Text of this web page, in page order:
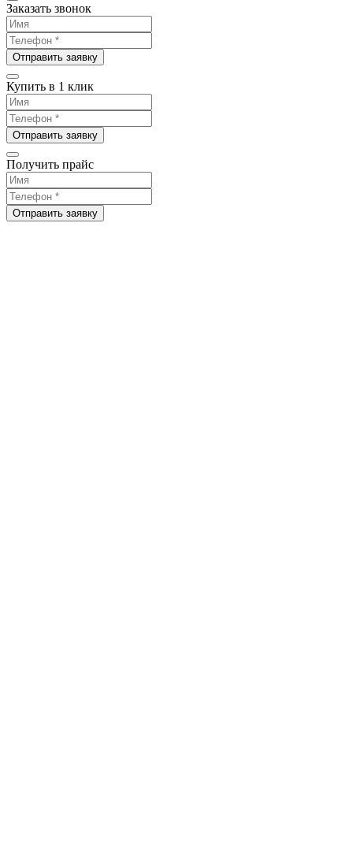
Заказать звонок
Отправить заявку
Купить в 1 клик
Отправить заявку
Получить прайс
Отправить заявку